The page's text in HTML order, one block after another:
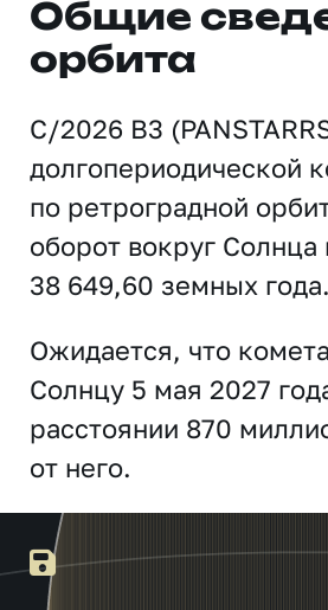
Общие
орбита
C/2026 B3
долгопериодической
по ретроградной
оборот вокруг
38 649,60 земных года.
Ожидается, что
Солнцу 5 мая 2027
расстоянии 870
от него.